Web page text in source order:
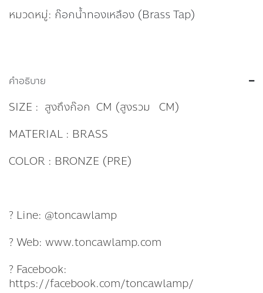
หมวดหมู่: ก๊อกน้ำทองเหลือง (Brass Tap)
คำอธิบาย
SIZE : สูงถึงก๊อก CM (สูงรวม CM)
MATERIAL : BRASS
COLOR : BRONZE (PRE)
? Line: @toncawlamp
? Web: www.toncawlamp.com
? Facebook:
https://facebook.com/toncawlamp/